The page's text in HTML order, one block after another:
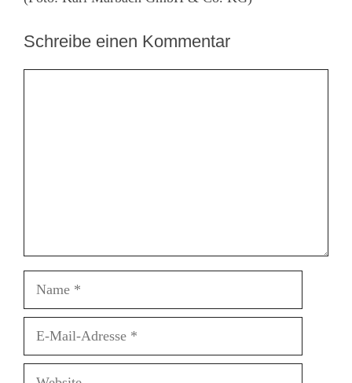
Schreibe einen Kommentar
Name
Website